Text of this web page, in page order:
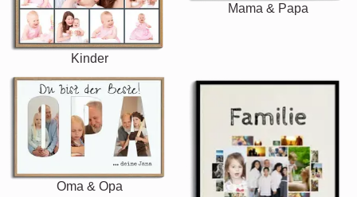
Kinder
Mama & Papa
Oma & Opa